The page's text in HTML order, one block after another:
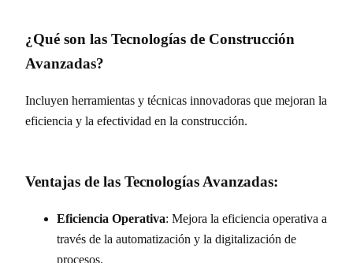
¿Qué son las Tecnologías de Construcción
Avanzadas?
Incluyen herramientas y técnicas innovadoras que mejoran la
eficiencia y la efectividad en la construcción.
Ventajas de las Tecnologías Avanzadas:
Eficiencia Operativa: Mejora la eficiencia operativa a
través de la automatización y la digitalización de
procesos.